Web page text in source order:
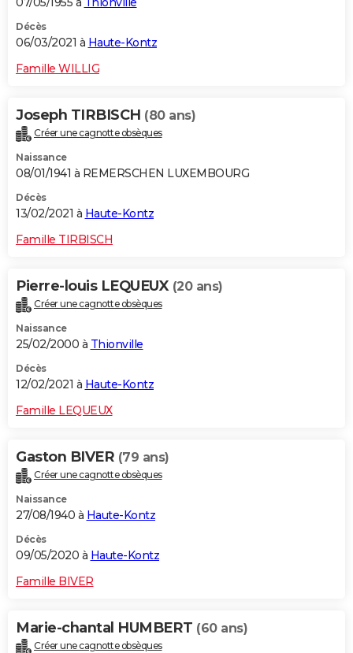
Décès
06/03/2021 à Haute-Kontz
Famille WILLIG
Joseph TIRBISCH (80 ans)
Créer une cagnotte obsèques
Naissance
08/01/1941 à REMERSCHEN LUXEMBOURG
Décès
13/02/2021 à Haute-Kontz
Famille TIRBISCH
Pierre-louis LEQUEUX (20 ans)
Créer une cagnotte obsèques
Naissance
25/02/2000 à Thionville
Décès
12/02/2021 à Haute-Kontz
Famille LEQUEUX
Gaston BIVER (79 ans)
Créer une cagnotte obsèques
Naissance
27/08/1940 à Haute-Kontz
Décès
09/05/2020 à Haute-Kontz
Famille BIVER
Marie-chantal HUMBERT (60 ans)
Créer une cagnotte obsèques